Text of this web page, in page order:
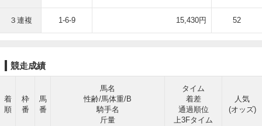
３連複 1-6-9 15,430円 52
競走成績
着
順
枠
番
馬
番
馬名
性齢/馬体重/B
騎手名
斤量
タイム
着差
通過順位
上3Fタイム
人気
(オッズ)